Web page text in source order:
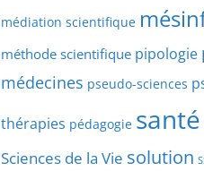
e
s
médiation scientifique
méthode scientifique pipologie
médecines pseudo-sciences
thérapies pédagogie santé
Sciences de la Vie solution